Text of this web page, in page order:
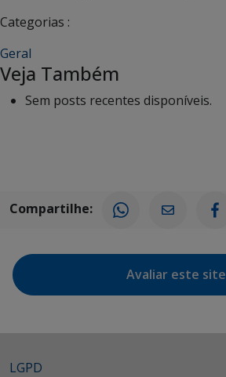
Categorias :
Geral
Veja Também
Sem posts recentes disponíveis.
Compartilhe:
Avaliar este site
LGPD